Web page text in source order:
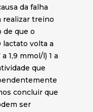
da falha
realizar treino
de que o
lactato volta a
1,9 mmol/l) 1 a
que
concluir que
ser